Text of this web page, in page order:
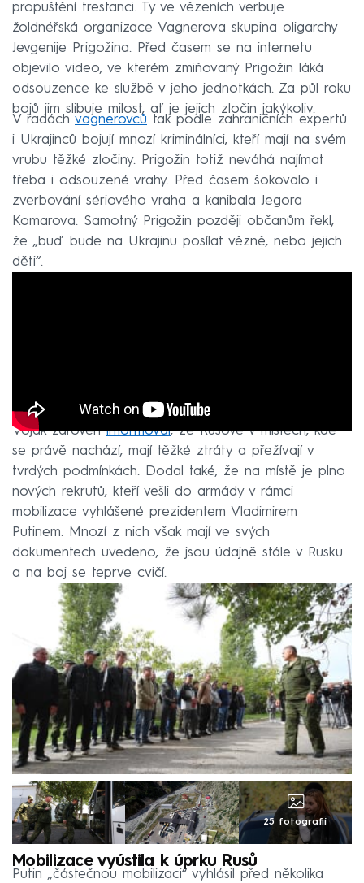
propuštění trestanci. Ty ve vězeních verbuje
žoldnéřská organizace Vagnerova skupina oligarchy
Jevgenije Prigožina. Před časem se na internetu
objevilo video, ve kterém zmiňovaný Prigožin láká
odsouzence ke službě v jeho jednotkách. Za půl roku
bojů jim slibuje milost, ať je jejich zločin jakýkoliv.
V řadách vagnerovců tak podle zahraničních expertů
i Ukrajinců bojují mnozí kriminálníci, kteří mají na svém
vrubu těžké zločiny. Prigožin totiž neváhá najímat
třeba i odsouzené vrahy. Před časem šokovalo i
zverbování sériového vraha a kanibala Jegora
Komarova. Samotný Prigožin později občanům řekl,
že „buď bude na Ukrajinu posílat vězně, nebo jejich
děti“.
Voják zároveňinformoval, že Rusové v místech, kde
se právě nachází, mají těžké ztráty a přežívají v
tvrdých podmínkách. Dodal také, že na místě je plno
nových rekrutů, kteří vešli do armády v rámci
mobilizace vyhlášené prezidentem Vladimirem
Putinem. Mnozí z nich však mají ve svých
dokumentech uvedeno, že jsou údajně stále v Rusku
a na boj se teprve cvičí.
25 fotografií
Mobilizace vyústila k úprku Rusů
Putin „částečnou mobilizaci“ vyhlásil před několika